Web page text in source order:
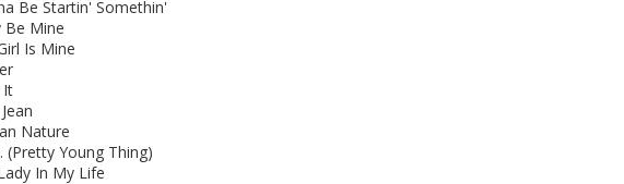
Startin' Somethin'
Mine
Is Mine
Nature
Young Thing)
In My Life